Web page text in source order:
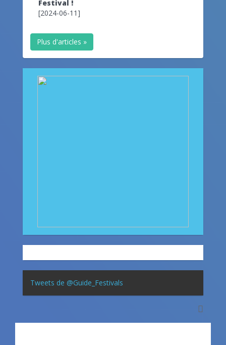
Festival !
[2024-06-11]
Plus d'articles »
Tweets de @Guide_Festivals